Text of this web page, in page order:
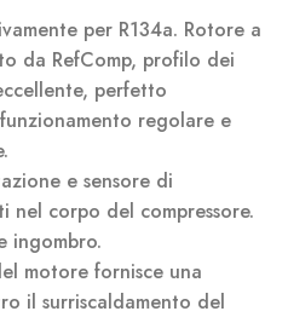
per R134a. Rotore a
da RefComp, profilo dei
perfetto
regolare e
e sensore di
nel corpo del compressore.
ingombro.
motore fornisce una
il surriscaldamento del